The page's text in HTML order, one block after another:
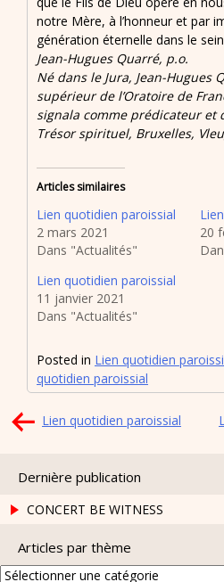
notre Mère, à l’honneur et par
génération éternelle dans le
Jean-Hugues Quarré, p.o.
Né dans le Jura, Jean-Hugues
supérieur de l’Oratoire de
signala comme prédicateur
Trésor spirituel, Bruxelles,
Articles similaires
Lien quotidien paroissial
2 mars 2021
Dans "Actualités"
20
Lien quotidien paroissial
11 janvier 2021
Dans "Actualités"
Posted in Lien quotidien
quotidien paroissial
Navigation
l’article
Lien quotidien paroissial
Dernière publication
CONCERT BE WITNESS
Articles par thème
Articles